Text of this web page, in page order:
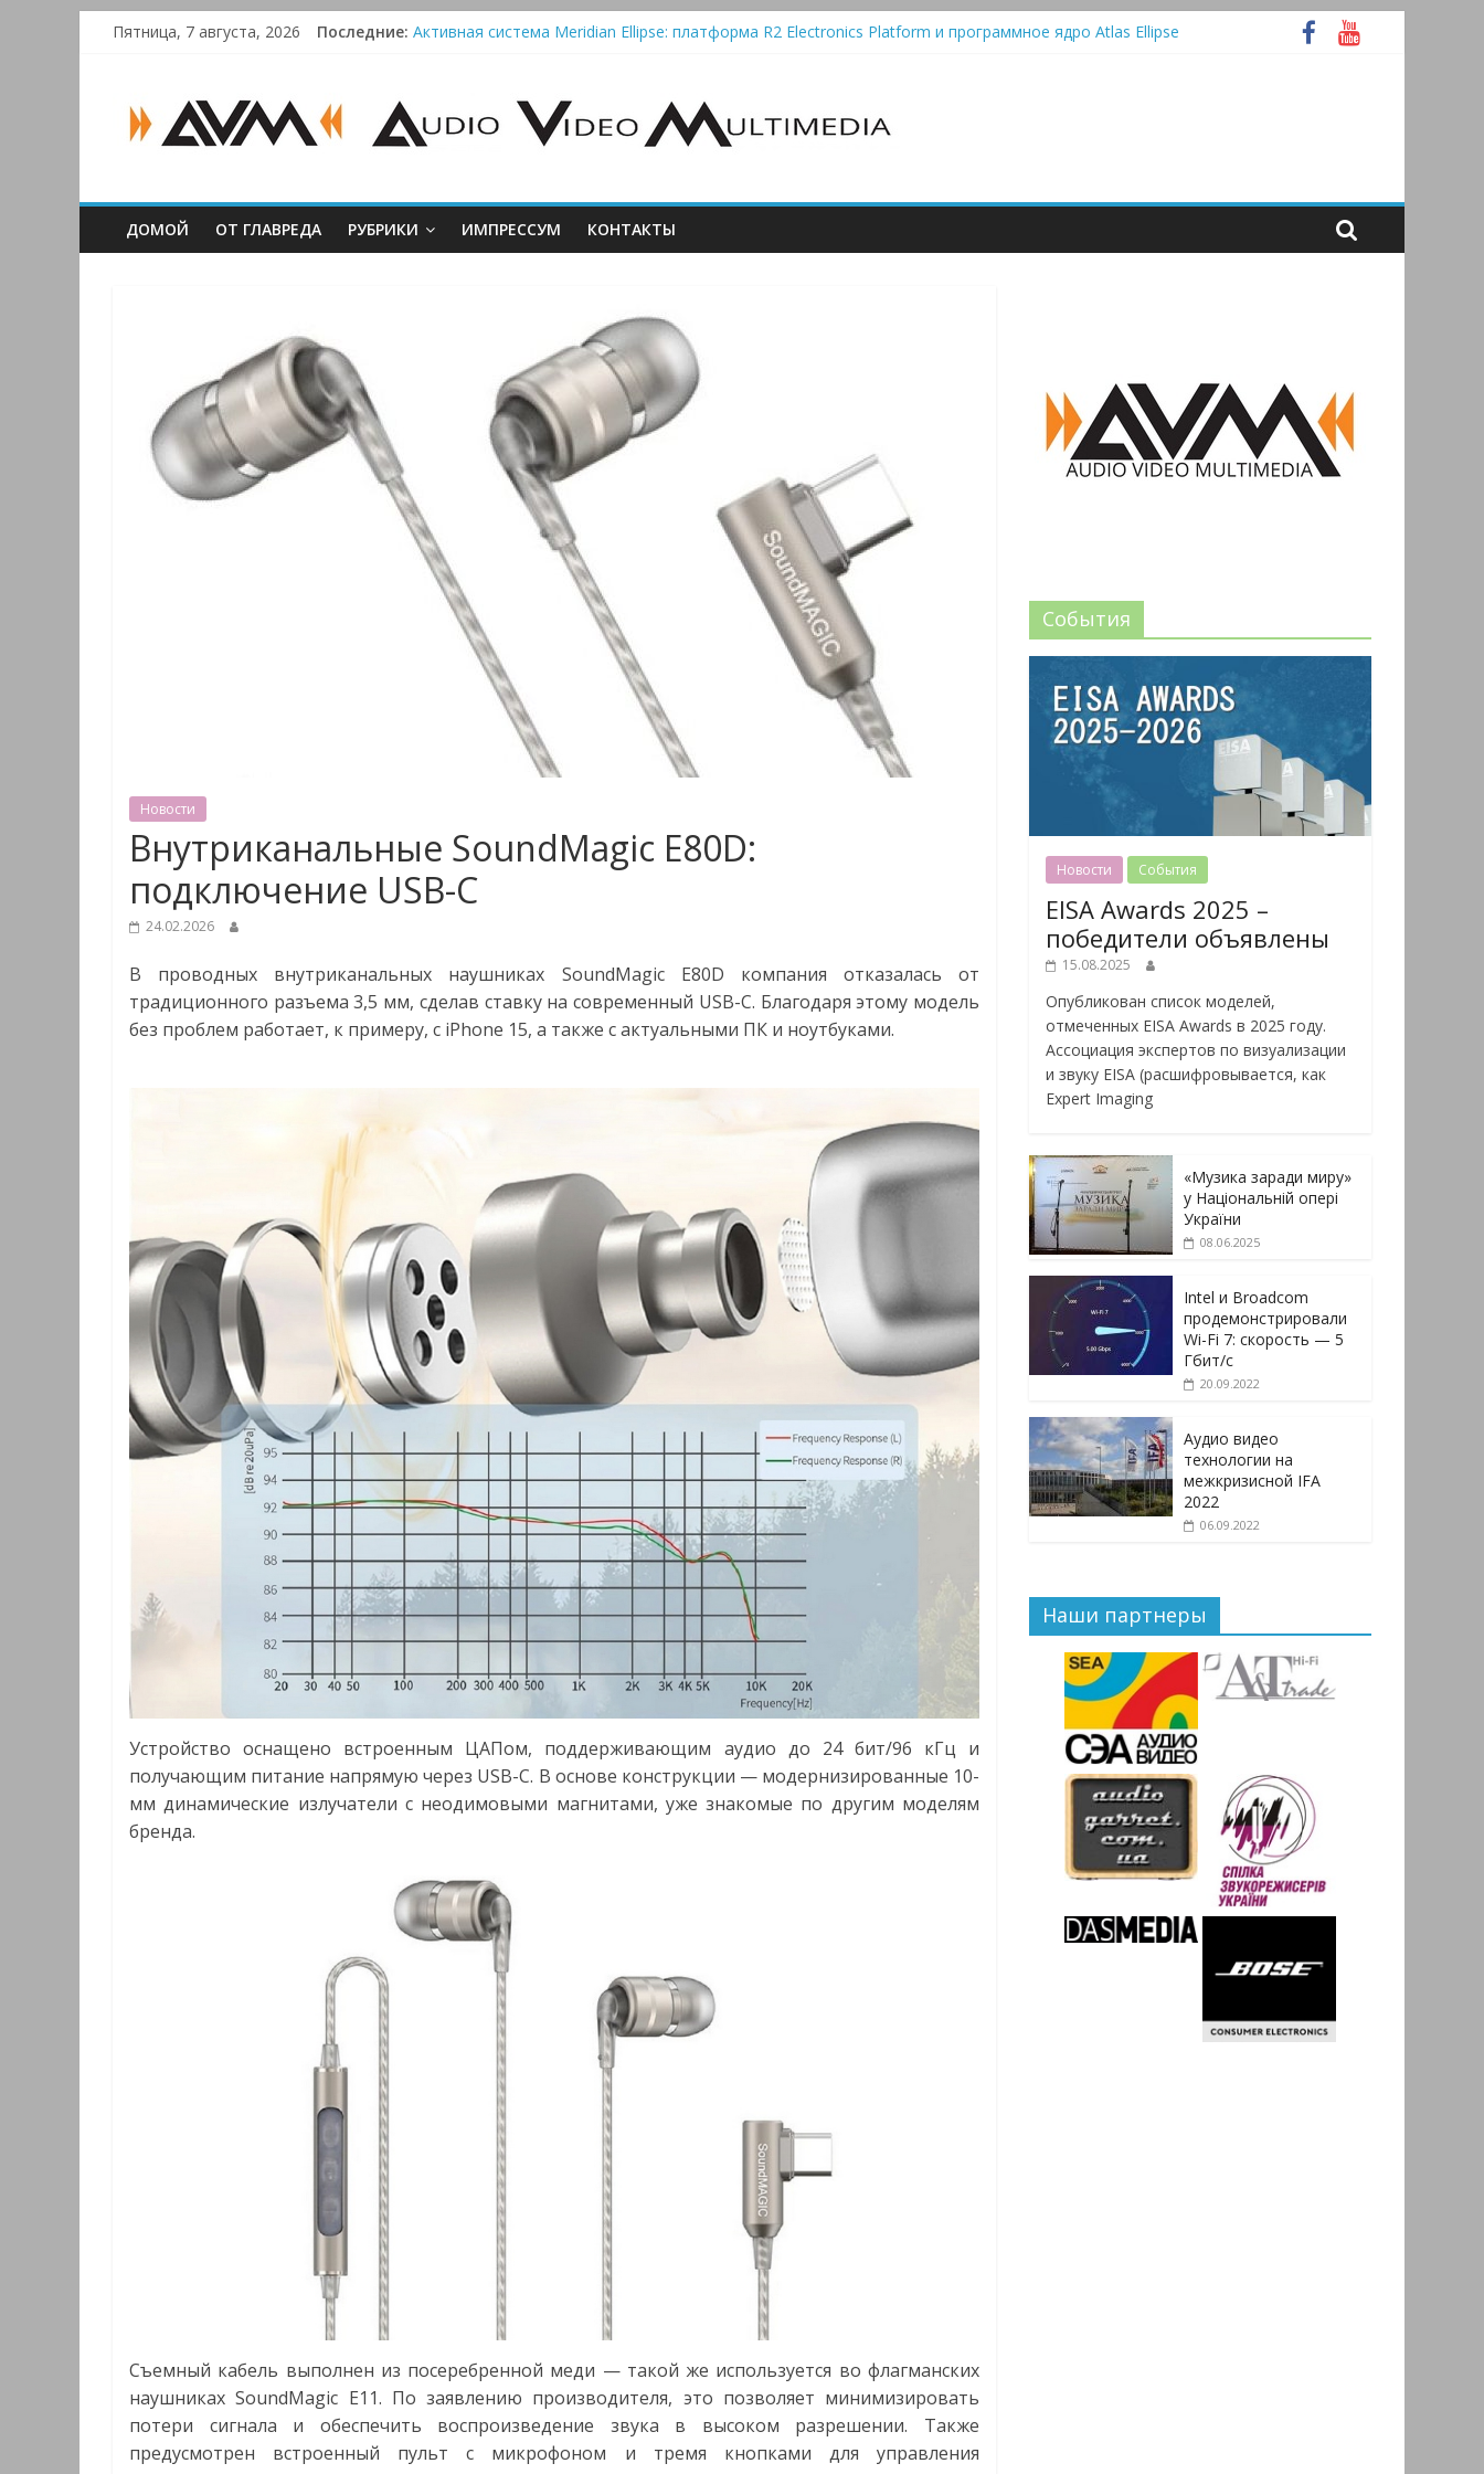
Пятница, 7 августа, 2026 Последние: Активная система Meridian Ellipse: платформа R2 Electronics Platform и программное ядро Atlas Ellipse
Victrola Automatic — традиционный виниловый автомат, дополненный Bluetooth
AUDIO,
VIDEO
&
Мультимедиа
ДОМОЙ ОТ ГЛАВРЕДА РУБРИКИ ИМПРЕССУМ КОНТАКТЫ
Новости
Внутриканальные SoundMagic E80D:
подключение USB-C
24.02.2026
В проводных внутриканальных наушниках SoundMagic E80D компания отказалась от
традиционного разъема 3,5 мм, сделав ставку на современный USB-C. Благодаря этому модель
без проблем работает, к примеру, с iPhone 15, а также с актуальными ПК и ноутбуками.
Устройство оснащено встроенным ЦАПом, поддерживающим аудио до 24 бит/96 кГц и
получающим питание напрямую через USB-C. В основе конструкции — модернизированные 10-
мм динамические излучатели с неодимовыми магнитами, уже знакомые по другим моделям
бренда.
Съемный кабель выполнен из посеребренной меди — такой же используется во флагманских
наушниках SoundMagic E11. По заявлению производителя, это позволяет минимизировать
потери сигнала и обеспечить воспроизведение звука в высоком разрешении. Также
предусмотрен встроенный пульт с микрофоном и тремя кнопками для управления
События
Новости События
EISA Awards 2025 –
победители объявлены
15.08.2025
Опубликован список моделей,
отмеченных EISA Awards в 2025 году.
Ассоциация экспертов по визуализации
и звуку EISA (расшифровывается, как
Expert Imaging
«Музика заради миру»
у Національній опері
України
08.06.2025
Intel и Broadcom
продемонстрировали
Wi-Fi 7: скорость — 5
Гбит/с
20.09.2022
Аудио видео
технологии на
межкризисной IFA
2022
06.09.2022
Наши партнеры